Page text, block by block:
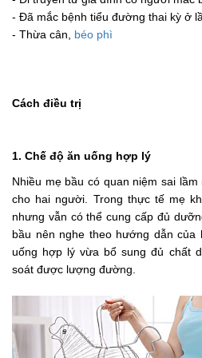
- Đã mắc bệnh tiểu đường thai kỳ ở
- Thừa cân, béo phì
Cách điều trị
1. Chế độ ăn uống hợp lý
Nhiều mẹ bầu có quan niệm sai
cho hai người. Trong thực tế mẹ
nhưng vẫn có thể cung cấp đủ
bầu nên nghe theo hướng dẫn
uống hợp lý vừa bổ sung đủ chất
soát được lượng đường.